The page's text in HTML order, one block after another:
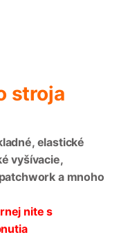
stroja
elastické
vyšívacie,
a mnoho
nite s